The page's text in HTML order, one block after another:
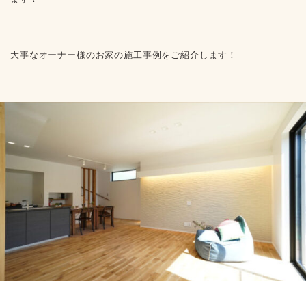
大事なオーナー様のお家の施工事例をご紹介します！